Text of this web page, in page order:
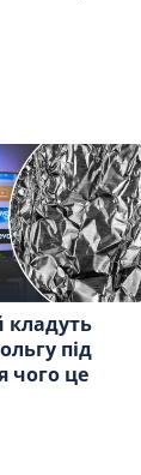
кладуть
під
чого це